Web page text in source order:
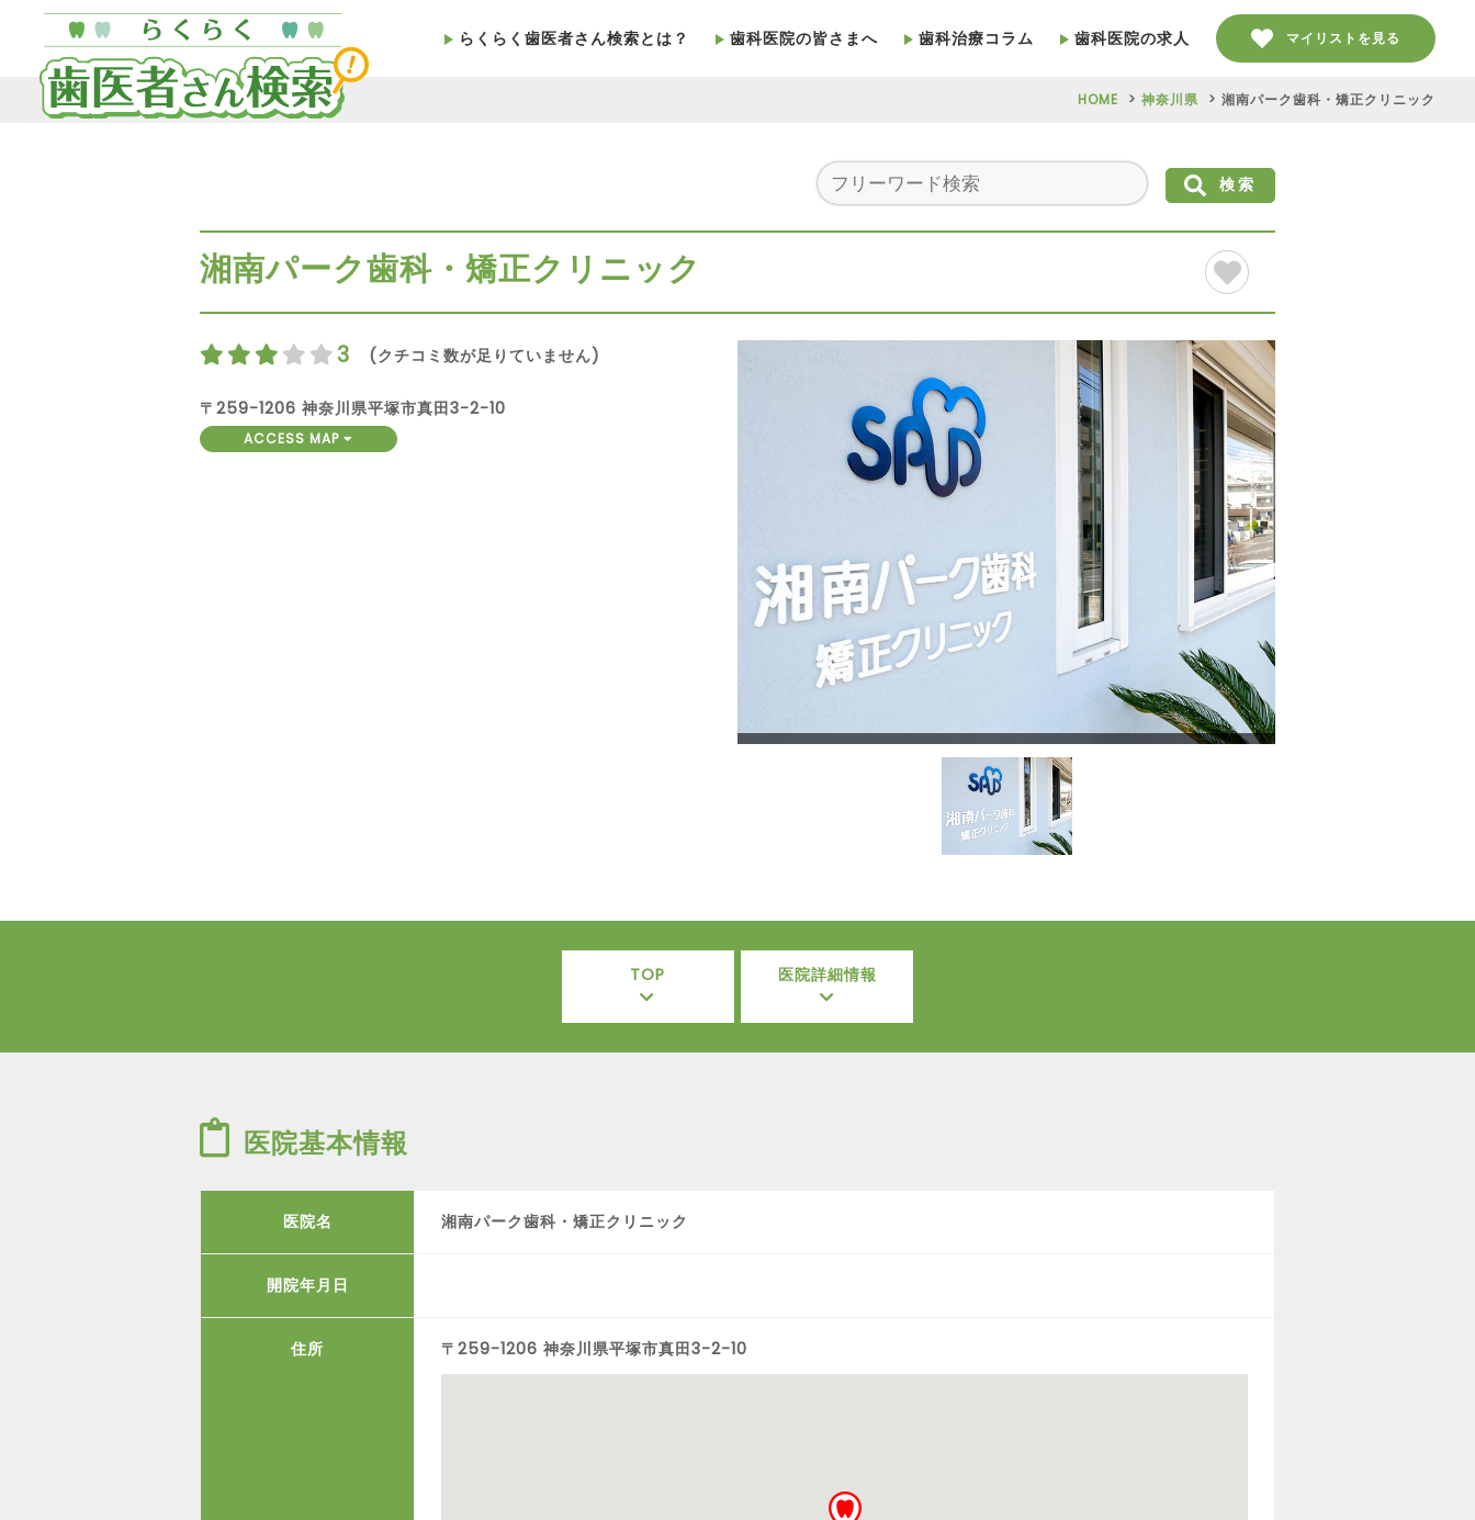
らくらく歯医者さん検索とは？ 歯科医院の皆さまへ 歯科治療コラム 歯科医院の求人 マイリストを見る
HOME 神奈川県 湘南パーク歯科・矯正クリニック
検索
湘南パーク歯科・矯正クリニック
3 (クチコミ数が足りていません)
〒259-1206 神奈川県平塚市真田3-2-10
ACCESS MAP
TOP 医院詳細情報
医院基本情報
医院名 湘南パーク歯科・矯正クリニック
開院年月日
住所 〒259-1206 神奈川県平塚市真田3-2-10